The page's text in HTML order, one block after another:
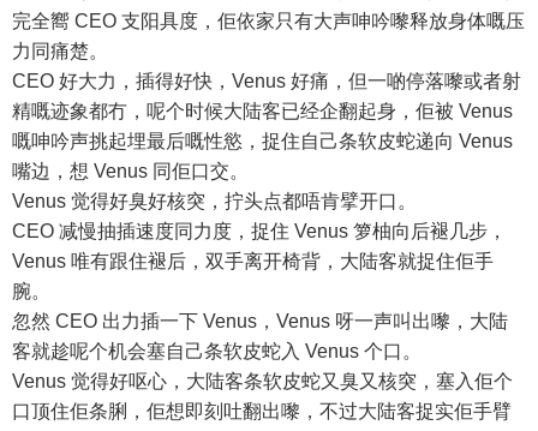
完全嚮 CEO 支阳具度，佢依家只有大声呻吟嚟释放身体嘅压
力同痛楚。
CEO 好大力，插得好快，Venus 好痛，但一啲停落嚟或者射
精嘅迹象都冇，呢个时候大陆客已经企翻起身，佢被 Venus
嘅呻吟声挑起埋最后嘅性慾，捉住自己条软皮蛇递向 Venus
嘴边，想 Venus 同佢口交。
Venus 觉得好臭好核突，拧头点都唔肯擘开口。
CEO 减慢抽插速度同力度，捉住 Venus 箩柚向后褪几步，
Venus 唯有跟住褪后，双手离开椅背，大陆客就捉住佢手
腕。
忽然 CEO 出力插一下 Venus，Venus 呀一声叫出嚟，大陆
客就趁呢个机会塞自己条软皮蛇入 Venus 个口。
Venus 觉得好呕心，大陆客条软皮蛇又臭又核突，塞入佢个
口顶住佢条脷，佢想即刻吐翻出嚟，不过大陆客捉实佢手臂